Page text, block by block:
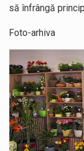
să înfrângă
Foto-arhiva